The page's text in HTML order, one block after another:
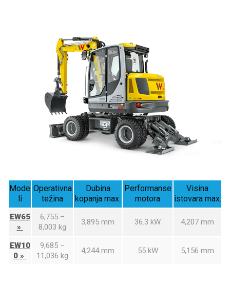
Mode
li
Operativna
težina
Dubina
kopanja max.
Performanse
motora
Visina
istovara max.
EW65
»
6,755 –
8,003 kg
3,895 mm 36.3 kW 4,207 mm
EW10
0 »
9,685 –
11,036 kg
4,244 mm 55 kW 5,156 mm